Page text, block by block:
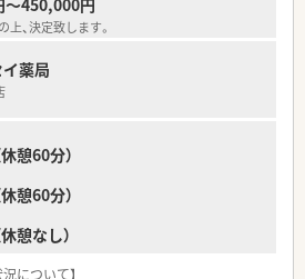
、復帰率98.7%が示す通り、多くの方が
ます。
す。
制度を活用し、店舗業務以外の分野で専門
～450,000円
、決定致します。
薬局
憩60分）
憩60分）
憩なし）
について】